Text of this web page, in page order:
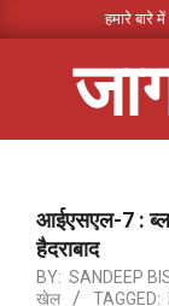
to
हमारे बारे में
Menuआईएसएल-7 :
हैदराबाद
BY: SANDEEP
खेल
TAGGED: